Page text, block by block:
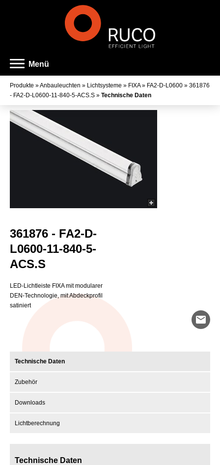
Menü
Produkte »Anbauleuchten » Lichtsysteme » FIXA» FA2-D-L0600 » 361876
- FA2-D-L0600-11-840-5-ACS.S » Technische Daten
361876 - FA2-D-
L0600-11-840-5-
ACS.S
LED-Lichtleiste FIXA mit modularer
DEN-Technologie, mit Abdeckprofil
satiniert
mail
Technische Daten
Zubehör
Downloads
Lichtberechnung
Technische Daten